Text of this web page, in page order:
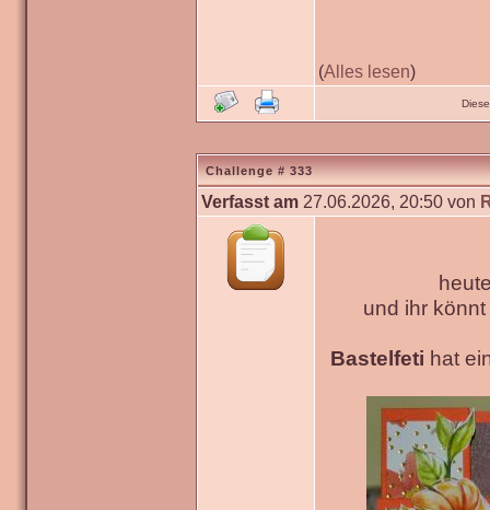
(Alles lesen)
Challenge # 333
Verfasst am 27.06.2026, 20:50 von
und ihr
Bastelfeti hat